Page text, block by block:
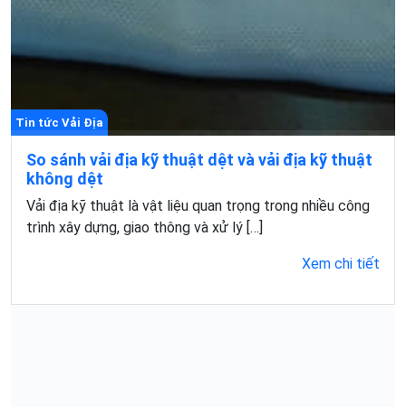
Tin tức Vải Địa
So sánh vải địa kỹ thuật dệt và vải địa kỹ thuật
không dệt
Vải địa kỹ thuật là vật liệu quan trọng trong nhiều công
trình xây dựng, giao thông và xử lý […]
Xem chi tiết